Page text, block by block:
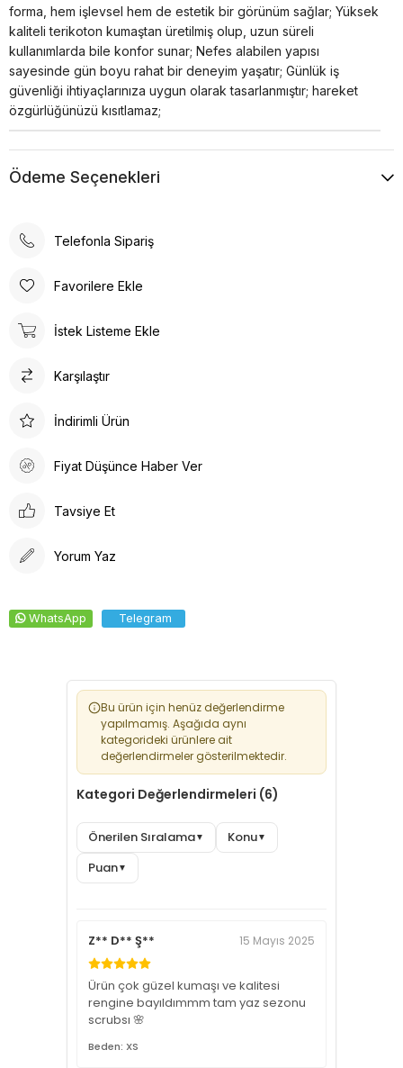
forma, hem işlevsel hem de estetik bir görünüm sağlar; Yüksek
kaliteli terikoton kumaştan üretilmiş olup, uzun süreli
kullanımlarda bile konfor sunar; Nefes alabilen yapısı
sayesinde gün boyu rahat bir deneyim yaşatır; Günlük iş
güvenliği ihtiyaçlarınıza uygun olarak tasarlanmıştır; hareket
özgürlüğünüzü kısıtlamaz;
Ödeme Seçenekleri
Telefonla Sipariş
Favorilere Ekle
İstek Listeme Ekle
Karşılaştır
İndirimli Ürün
Fiyat Düşünce Haber Ver
Tavsiye Et
Yorum Yaz
WhatsApp Telegram
Bu ürün için henüz değerlendirme
yapılmamış. Aşağıda aynı
kategorideki ürünlere ait
değerlendirmeler gösterilmektedir.
Kategori Değerlendirmeleri (6)
Önerilen Sıralama▼ Konu▼
Puan▼
Z** D** Ş** 15 Mayıs 2025
Ürün çok güzel kumaşı ve kalitesi
rengine bayıldımmm tam yaz sezonu
scrubsı 🌸
Beden: XS